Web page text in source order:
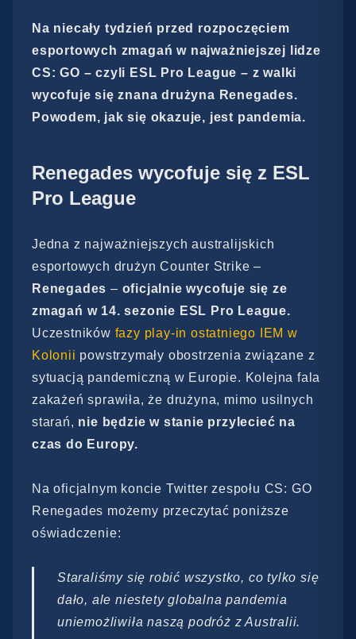
Na niecały tydzień przed rozpoczęciem
esportowych zmagań w najważniejszej lidze
CS: GO – czyli ESL Pro League – z walki
wycofuje się znana drużyna Renegades.
Powodem, jak się okazuje, jest pandemia.
Renegades wycofuje się z ESL
Pro League
Jedna z najważniejszych australijskich
esportowych drużyn Counter Strike –
Renegades – oficjalnie wycofuje się ze
zmagań w 14. sezonie ESL Pro League.
Uczestników fazy play-in ostatniego IEM w
Kolonii powstrzymały obostrzenia związane z
sytuacją pandemiczną w Europie. Kolejna fala
zakażeń sprawiła, że drużyna, mimo usilnych
starań, nie będzie w stanie przylecieć na
czas do Europy.
Na oficjalnym koncie Twitter zespołu CS: GO
Renegades możemy przeczytać poniższe
oświadczenie:
Staraliśmy się robić wszystko, co tylko się
dało, ale niestety globalna pandemia
uniemożliwiła naszą podróż z Australii.